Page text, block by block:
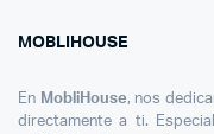
MOBLIHOUSE
En MobliHouse, nos
directamente a ti.